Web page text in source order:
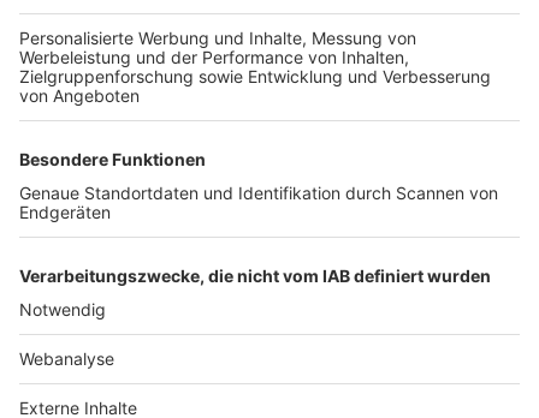
TOP-PARTNER
Nutzungsbedingungen Datenschutz Impressum